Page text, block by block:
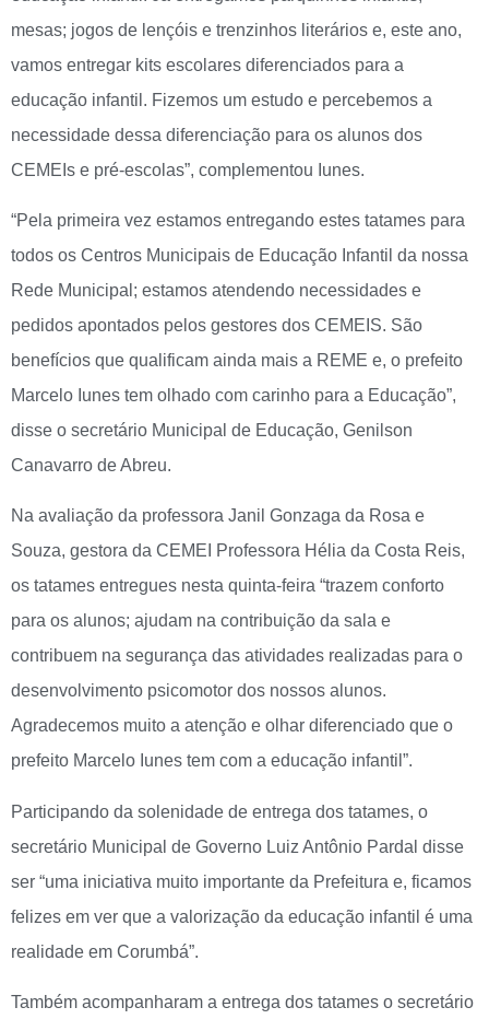
mesas; jogos de lençóis e trenzinhos literários e, este ano,
vamos entregar kits escolares diferenciados para a
educação infantil. Fizemos um estudo e percebemos a
necessidade dessa diferenciação para os alunos dos
CEMEIs e pré-escolas”, complementou Iunes.
“Pela primeira vez estamos entregando estes tatames para
todos os Centros Municipais de Educação Infantil da nossa
Rede Municipal; estamos atendendo necessidades e
pedidos apontados pelos gestores dos CEMEIS. São
benefícios que qualificam ainda mais a REME e, o prefeito
Marcelo Iunes tem olhado com carinho para a Educação”,
disse o secretário Municipal de Educação, Genilson
Canavarro de Abreu.
Na avaliação da professora Janil Gonzaga da Rosa e
Souza, gestora da CEMEI Professora Hélia da Costa Reis,
os tatames entregues nesta quinta-feira “trazem conforto
para os alunos; ajudam na contribuição da sala e
contribuem na segurança das atividades realizadas para o
desenvolvimento psicomotor dos nossos alunos.
Agradecemos muito a atenção e olhar diferenciado que o
prefeito Marcelo Iunes tem com a educação infantil”.
Participando da solenidade de entrega dos tatames, o
secretário Municipal de Governo Luiz Antônio Pardal disse
ser “uma iniciativa muito importante da Prefeitura e, ficamos
felizes em ver que a valorização da educação infantil é uma
realidade em Corumbá”.
Também acompanharam a entrega dos tatames o secretário